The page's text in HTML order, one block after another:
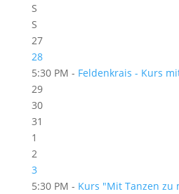
S
S
27
28
5:30 PM - Feldenkrais - Kurs
29
30
31
1
2
3
5:30 PM - Kurs "Mit Tanzen zu